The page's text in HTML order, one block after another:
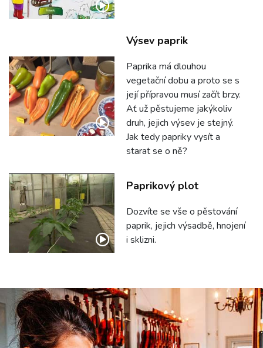
Výsev paprik
Paprika má dlouhou
vegetační dobu a proto se s
její přípravou musí začít brzy.
Ať už pěstujeme jakýkoliv
druh, jejich výsev je stejný.
Jak tedy papriky vysít a
starat se o ně?
Paprikový plot
Dozvíte se vše o pěstování
paprik, jejich výsadbě, hnojení
i sklizni.